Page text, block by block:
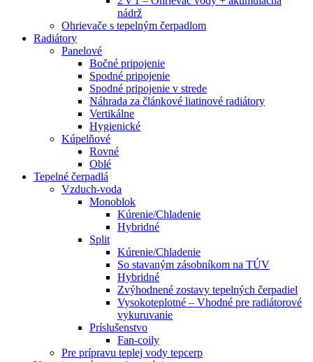
nádrž
Ohrievače s tepelným čerpadlom
Radiátory
Panelové
Bočné pripojenie
Spodné pripojenie
Spodné pripojenie v strede
Náhrada za článkové liatinové radiátory
Vertikálne
Hygienické
Kúpelňové
Rovné
Oblé
Tepelné čerpadlá
Vzduch-voda
Monoblok
Kúrenie/Chladenie
Hybridné
Split
Kúrenie/Chladenie
So stavaným zásobníkom na TÚV
Hybridné
Zvýhodnené zostavy tepelných čerpadiel
Vysokoteplotné – Vhodné pre radiátorové
vykuruvanie
Príslušenstvo
Fan-coily
Pre prípravu teplej vody tepcerp